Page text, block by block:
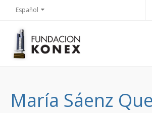
Español
María Sáenz